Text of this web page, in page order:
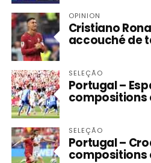
OPINION
Cristiano
accouché de
SELEÇÃO
Portugal –
compositions
SELEÇÃO
Portugal –
compositions